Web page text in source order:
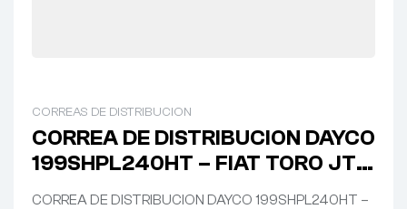
CORREAS DE DISTRIBUCION
CORREA DE DISTRIBUCION DAYCO
199SHPL240HT – FIAT TORO JTD
– JEEP RENEGADE CRD
CORREA DE DISTRIBUCION DAYCO 199SHPL240HT –